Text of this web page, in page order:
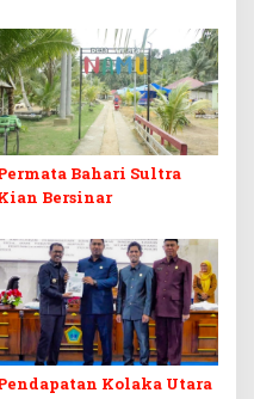
Koltim
Bahari Sultra
Bersinar
Kolaka Utara